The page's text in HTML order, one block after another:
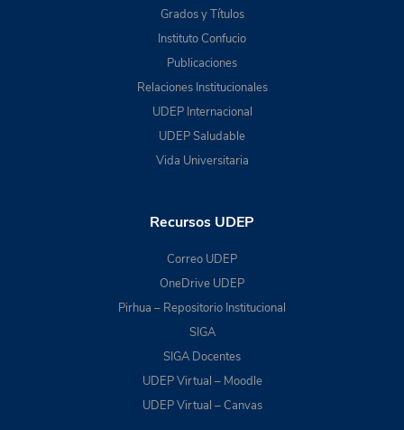
Grados y Títulos
Instituto Confucio
Publicaciones
Relaciones Institucionales
UDEP Internacional
UDEP Saludable
Vida Universitaria
Recursos UDEP
Correo UDEP
OneDrive UDEP
Pirhua – Repositorio Institucional
SIGA
SIGA Docentes
UDEP Virtual – Moodle
UDEP Virtual – Canvas